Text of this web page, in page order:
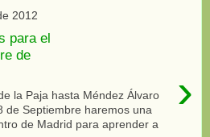
2012
para el
de
›
la Paja hasta Méndez Álvaro
de Septiembre haremos una
de Madrid para aprender a